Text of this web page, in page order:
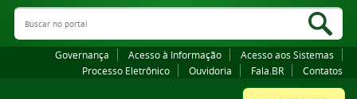
Canais
Buscar no portal
Governança Acesso à Informação
Acesso aos Sistemas
Processo Eletrônico
Ouvidoria Fala.BR Contatos